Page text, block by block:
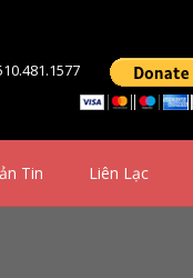
Tin Liên Lạc